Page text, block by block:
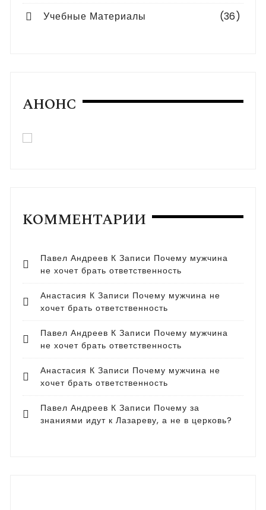
Учебные Материалы
(36)
АНОНС
КОММЕНТАРИИ
Павел Андреев К Записи Почему мужчина
не хочет брать ответственность
Анастасия К Записи Почему мужчина не
хочет брать ответственность
Павел Андреев К Записи Почему мужчина
не хочет брать ответственность
Анастасия К Записи Почему мужчина не
хочет брать ответственность
Павел Андреев К Записи Почему за
знаниями идут к Лазареву, а не в церковь?